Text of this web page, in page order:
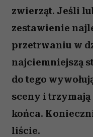
zwierząt. Jeśli
zestawienie
przetrwaniu w
najciemniejszą
do tego
sceny i trzymają
końca.
liście.